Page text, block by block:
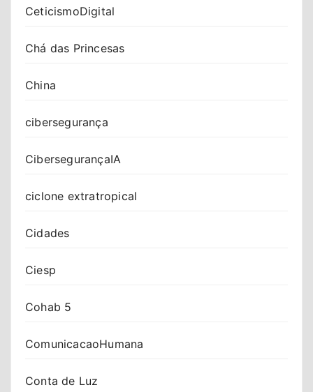
CeticismoDigital
Chá das Princesas
China
cibersegurança
CibersegurançaIA
ciclone extratropical
Cidades
Ciesp
Cohab 5
ComunicacaoHumana
Conta de Luz